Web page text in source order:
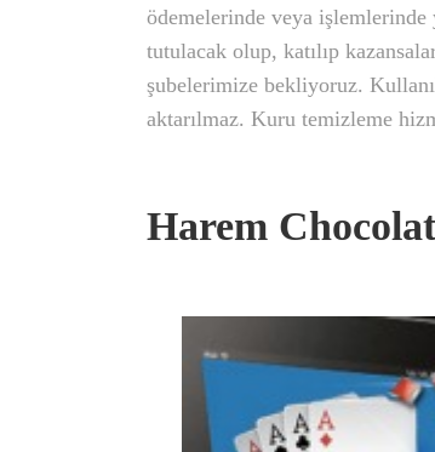
ödemelerinde veya işlemlerinde
tutulacak olup, katılıp
şubelerimize bekliyoruz.
aktarılmaz. Kuru temizleme
Harem